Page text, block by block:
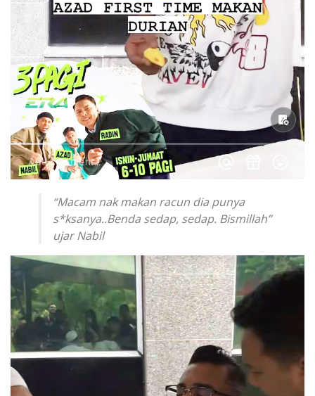
“Macam nak makan racun dia punya
s*ksanya..Benda sedap, sedap. Bismillah”
ujar Nabil